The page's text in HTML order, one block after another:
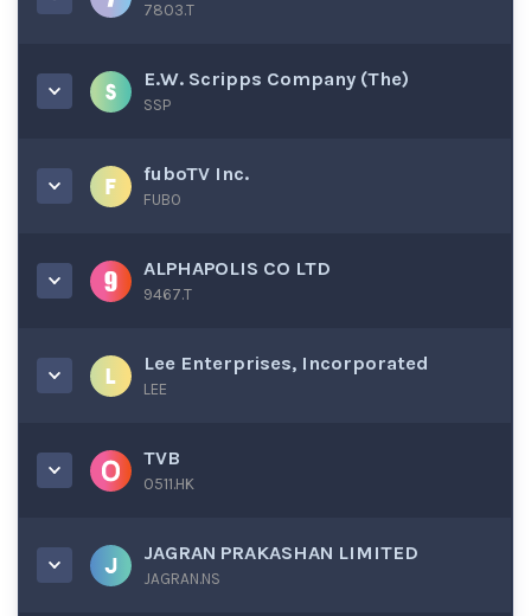
7803.T
E.W. Scripps Company (The)
SSP
fuboTV Inc.
FUBO
ALPHAPOLIS CO LTD
9467.T
Lee Enterprises, Incorporated
LEE
TVB
0511.HK
JAGRAN PRAKASHAN LIMITED
JAGRAN.NS